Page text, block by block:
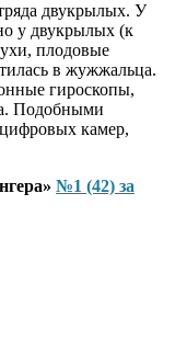
двукрылых. У
у двукрылых (к
плодовые
в жужжальца.
гироскопы,
Подобными
камер,
№1 (42) за